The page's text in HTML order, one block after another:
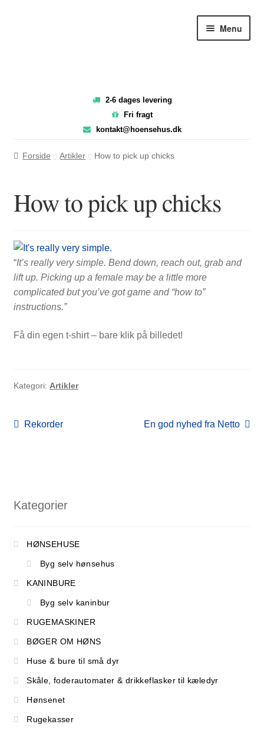
Menu
FORSIDE
2-6 dages levering
Fri fragt
kontakt@hoensehus.dk
Forside Artikler How to pick up chicks
How to pick up chicks
“It’s really very simple. Bend down, reach out, grab and
lift up. Picking up a female may be a little more
complicated but you’ve got game and “how to”
instructions.”
Få din egen t-shirt – bare klik på billedet!
Kategori: Artikler
Indlægsnavigation
Forrige
Rekorder
Næste
En god nyhed fra Netto
Kategorier
HØNSEHUSE
Byg selv hønsehus
KANINBURE
Byg selv kaninbur
RUGEMASKINER
BØGER OM HØNS
Huse & bure til små dyr
Skåle, foderautomater & drikkeflasker til kæledyr
Hønsenet
Rugekasser